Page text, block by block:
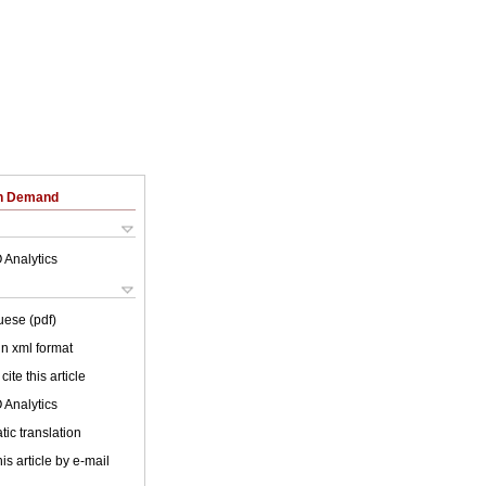
Demand
Analytics
(pdf)
xml format
this article
Analytics
translation
article by e-mail